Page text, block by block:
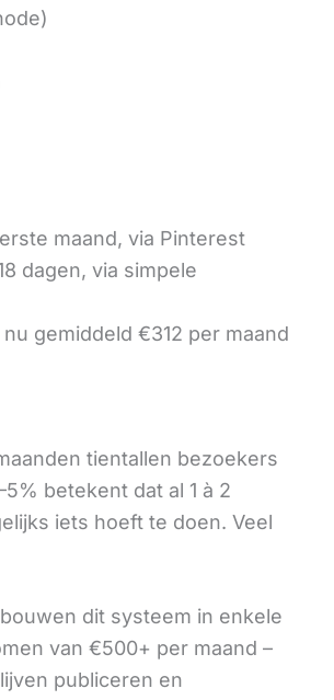
maand, via Pinterest
dagen, via simpele
gemiddeld €312 per maand
tientallen bezoekers
betekent dat al 1 à 2
iets hoeft te doen. Veel
dit systeem in enkele
van €500+ per maand –
publiceren en